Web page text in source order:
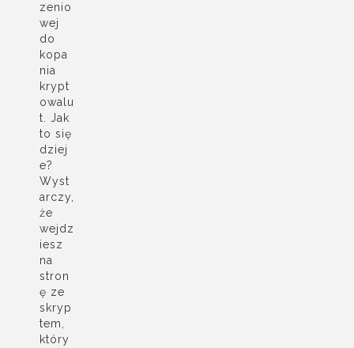
zenio
wej
do
kopa
nia
krypt
owalu
t. Jak
to się
dziej
e?
Wyst
arczy,
że
wejdz
iesz
na
stron
ę ze
skryp
tem,
który